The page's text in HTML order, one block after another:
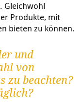
Gleichwohl
Produkte, mit
bieten zu können.
und
von
zu beachten?